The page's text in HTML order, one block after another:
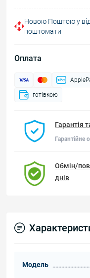
Новою Поштою у
поштомати
Оплата
готівкою
Гарантія
Гарантійне
Обмін/
днів
Модель